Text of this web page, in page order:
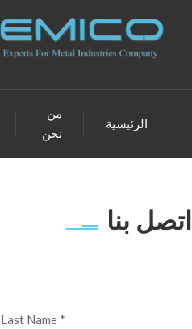
من
نحن
الرئيسية
اتصل بنا
Last Name *